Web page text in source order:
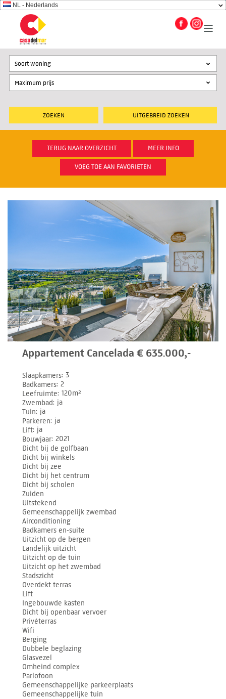
NL - Nederlands
UITGEBREID ZOEKEN
Soort woning
TERUG NAAR OVERZICHT MEER INFO
VOEG TOE AAN FAVORIETEN
Appartement Cancelada € 635.000,-
Slaapkamers 3
Badkamers 2
Leefruimte 120m²
Zwembad ja
Tuin ja
Parkeren ja
Lift ja
Bouwjaar 2021
Dicht bij de golfbaan
Dicht bij winkels
Dicht bij zee
Dicht bij het centrum
Dicht bij scholen
Zuiden
Uitstekend
Gemeenschappelijk zwembad
Airconditioning
Badkamers en-suite
Uitzicht op de bergen
Landelijk uitzicht
Uitzicht op de tuin
Uitzicht op het zwembad
Stadszicht
Overdekt terras
Lift
Ingebouwde kasten
Dicht bij openbaar vervoer
Privéterras
Wifi
Berging
Dubbele beglazing
Glasvezel
Omheind complex
Parlofoon
Gemeenschappelijke parkeerplaats
Gemeenschappelijke tuin